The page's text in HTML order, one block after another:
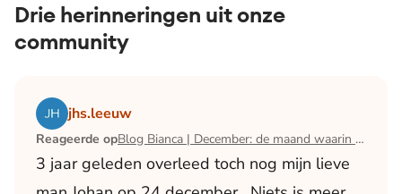
Drie herinneringen uit onze
community
jhs.leeuw
Reageerde op Blog Bianca | December: de maand waarin ik mijn man verloor
3 jaar geleden overleed toch nog mijn lieve
Lees het artikel Blog Bianca | December: de maand